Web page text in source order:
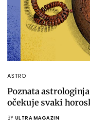
ASTRO
Poznata
očekuje svaki
BY ULTRA MAGAZIN